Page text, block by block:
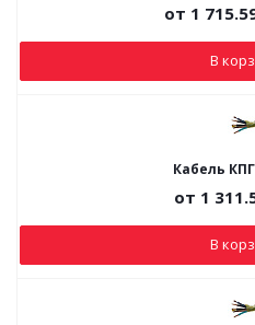
от 1
В
Кабель
от 1
В